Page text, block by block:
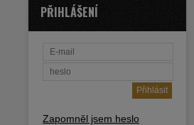
PŘIHLÁŠENÍ
Zapomněl jsem heslo